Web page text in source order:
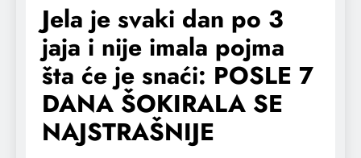
Jela je svaki dan po 3
jaja i nije imala pojma
šta će je snaći: POSLE 7
DANA ŠOKIRALA SE
NAJSTRAŠNIJE